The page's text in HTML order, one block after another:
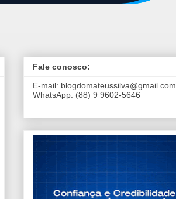
Fale conosco:
E-mail: blogdomateussilva@gmail.com
WhatsApp: (88) 9 9602-5646